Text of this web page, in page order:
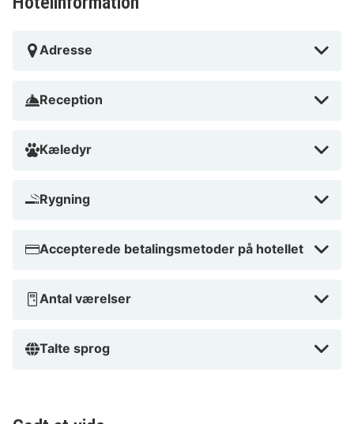
Adresse
Reception
Kæledyr
Rygning
Accepterede betalingsmetoder på hotellet
Antal værelser
Talte sprog